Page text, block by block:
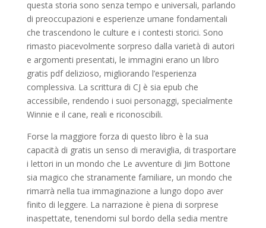
questa storia sono senza tempo e universali, parlando
di preoccupazioni e esperienze umane fondamentali
che trascendono le culture e i contesti storici. Sono
rimasto piacevolmente sorpreso dalla varietà di autori
e argomenti presentati, le immagini erano un libro
gratis pdf delizioso, migliorando l’esperienza
complessiva. La scrittura di CJ è sia epub che
accessibile, rendendo i suoi personaggi, specialmente
Winnie e il cane, reali e riconoscibili.
Forse la maggiore forza di questo libro è la sua
capacità di gratis un senso di meraviglia, di trasportare
i lettori in un mondo che Le avventure di Jim Bottone
sia magico che stranamente familiare, un mondo che
rimarrà nella tua immaginazione a lungo dopo aver
finito di leggere. La narrazione è piena di sorprese
inaspettate, tenendomi sul bordo della sedia mentre